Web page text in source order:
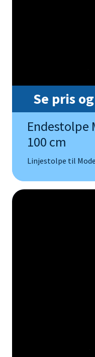
Se pris
Endestolpe
100 cm
Linjestolpe til